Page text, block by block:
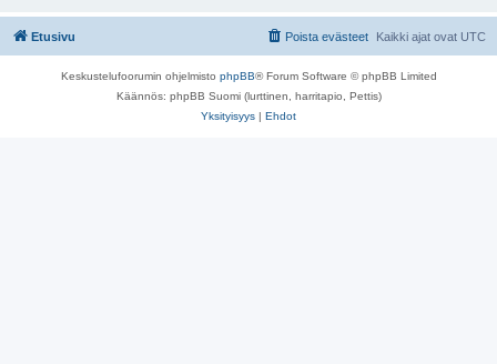
Etusivu Kaikki ajat ovat UTC
Poista evästeet
Keskustelufoorumin ohjelmisto phpBB® Forum Software © phpBB Limited
Käännös: phpBB Suomi (lurttinen, harritapio, Pettis)
Yksityisyys | Ehdot